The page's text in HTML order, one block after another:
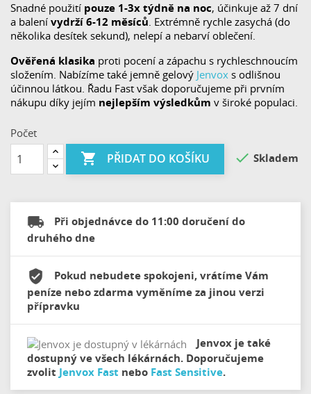
Snadné použití pouze 1-3x týdně na noc, účinkuje až 7 dní
a balení vydrží 6-12 měsíců. Extrémně rychle zasychá (do
několika desítek sekund), nelepí a nebarví oblečení.
Ověřená klasika proti pocení a zápachu s rychleschnoucím
složením. Nabízíme také jemně gelový Jenvox s odlišnou
účinnou látkou. Řadu Fast však doporučujeme při prvním
nákupu díky jejím nejlepším výsledkům v široké populaci.
Počet
 PŘIDAT DO KOŠÍKU  Skladem
Při objednávce do 11:00 doručení do
druhého dne
Pokud nebudete spokojeni, vrátíme Vám
peníze nebo zdarma vyměníme za jinou verzi
přípravku
Jenvox je také
dostupný ve všech lékárnách. Doporučujeme
zvolit Jenvox Fast nebo Fast Sensitive.